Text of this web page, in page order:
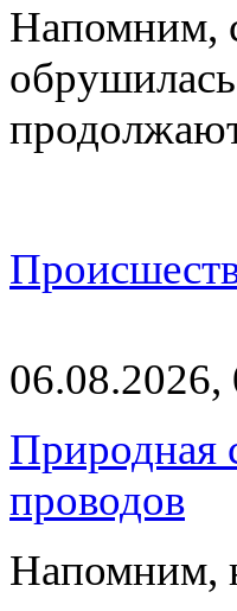
Напомним,
06.08.2026,
Природная
проводов
Напомним,